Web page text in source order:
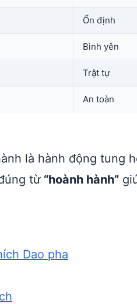
Ổn định
Bình yên
Trật tự
An toàn
là hành động tung
từ “hoành hành”
Dao pha